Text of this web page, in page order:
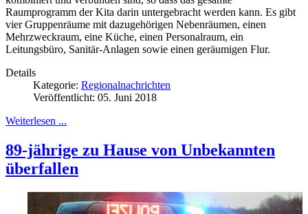
Raumprogramm der Kita darin untergebracht werden kann. Es gibt
vier Gruppenräume mit dazugehörigen Nebenräumen, einen
Mehrzweckraum, eine Küche, einen Personalraum, ein
Leitungsbüro, Sanitär-Anlagen sowie einen geräumigen Flur.
Details
Kategorie: Regionalnachrichten
Veröffentlicht: 05. Juni 2018
Weiterlesen ...
89-jährige zu Hause von Unbekannten
überfallen